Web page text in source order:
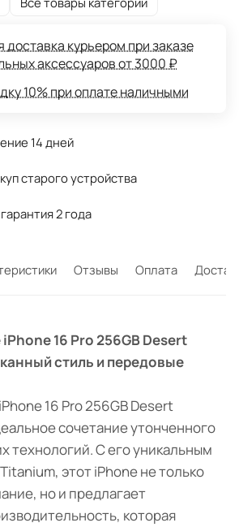
доставка курьером при заказе
аксессуаров от 3000 ₽
10% при оплате наличными
14 дней
старого устройства
2 года
Отзывы Оплата
16 Pro 256GB Desert
стиль и передовые
16 Pro 256GB Desert
сочетание утонченного
технологий. С его уникальным
этот iPhone не только
но и предлагает
которая